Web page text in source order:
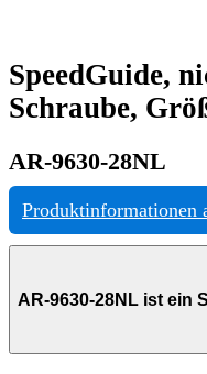
SpeedGuide,
Schraube,
AR-9630-28NL
Produktinformationen
AR-9630-28NL ist ein